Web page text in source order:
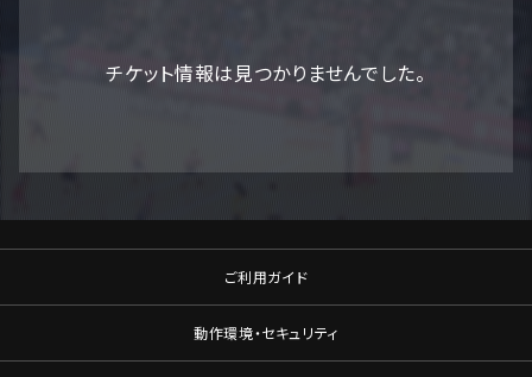
チケット情報は見つかりませんでした。
ご利用ガイド
動作環境・セキュリティ